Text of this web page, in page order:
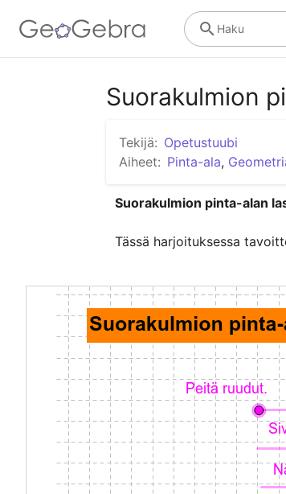
Haku
Suorakulmion
Tekijä: Opetustuubi
Aiheet: Pinta-ala,
Suorakulmion pinta-alan
Tässä harjoituksessa